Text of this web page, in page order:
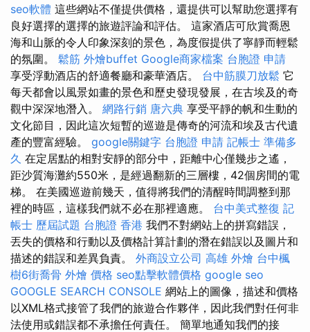
seo軟體 這些網站不僅提供價格，還提供可以幫助您選擇有
良好選擇的選擇的旅遊評論和評估。 這家酒店可欣賞喬恩
海和山脈的令人印象深刻的景色，為度假提供了寧靜而輕鬆
的氛圍。 鬆筋 外燴buffet Google商家檔案 台胞證 申請
享受浮動酒店的舒適餐廳和豪華酒店。 台中筋膜刀放鬆 它
每天都會以風景如畫的景色和歷史發現發展，在古埃及的奇
觀中深深地潛入。 網路行銷 唐六典 享受平靜的帆和生動的
文化節目，因此這次短暫的巡遊是傳奇的河流和埃及古代遺
產的豐富經驗。 google關鍵字 台胞證 申請 記帳士 準備多
久 在定居點的相對安靜的部分中，距離中心僅幾步之遙，
距沙質海灘約550米，是經過翻新的三層樓，42個房間的電
梯。 在美國巡遊前幾天，值得將我們的清醒時間調整到那
裡的時區，這樣我們就不必在那裡適應。 台中美式整復 記
帳士 歷屆試題 台胞證 香港 我們不對網站上的拼寫錯誤，
丟失的價格和行動以及價格計算計劃的潛在錯誤以及圖片和
描述的錯誤和差異負責。 外商設立公司 高雄 外燴 台中楓
樹6街喬骨 外燴 價格 seo點擊軟體價格 google seo
GOOGLE SEARCH CONSOLE 網站上的圖像，描述和價格
以XML格式接管了我們的旅遊合作夥伴，因此我們對任何非
法使用或錯誤都不承擔任何責任。 簡單地通知我們的接